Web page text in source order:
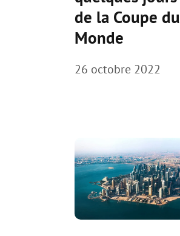
de la Coupe du
Monde
26 octobre 2022